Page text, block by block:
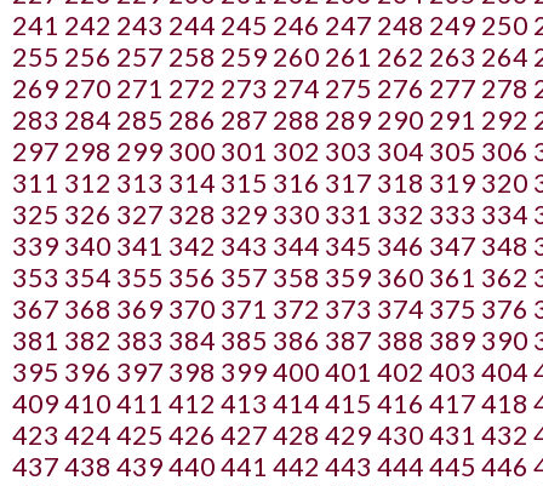
241 242 243 244 245 246 247 248 249 250
255 256 257 258 259 260 261 262 263 264
269 270 271 272 273 274 275 276 277 278
283 284 285 286 287 288 289 290 291 292
297 298 299 300 301 302 303 304 305 306
311 312 313 314 315 316 317 318 319 320
325 326 327 328 329 330 331 332 333 334
339 340 341 342 343 344 345 346 347 348
353 354 355 356 357 358 359 360 361 362
367 368 369 370 371 372 373 374 375 376
381 382 383 384 385 386 387 388 389 390
395 396 397 398 399400401 402 403 404
409410411 412 413 414415 416 417418
423 424425 426 427428 429430431 432
437438 439440441 442 443 444445 446